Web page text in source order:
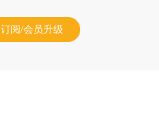
订阅/会员升级